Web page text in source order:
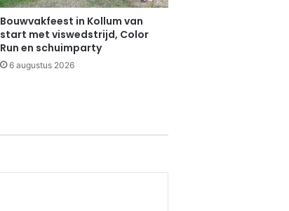
Bouwvakfeest in Kollum van
start met viswedstrijd, Color
Run en schuimparty
6 augustus 2026